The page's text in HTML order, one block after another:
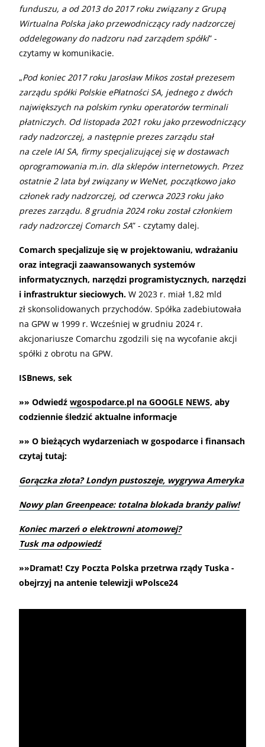
funduszu, a od 2013 do 2017 roku związany z Grupą
Wirtualna Polska jako przewodniczący rady nadzorczej
oddelegowany do nadzoru nad zarządem spółki” -
czytamy w komunikacie.
„Pod koniec 2017 roku Jarosław Mikos został prezesem
zarządu spółki Polskie ePłatności SA, jednego z dwóch
największych na polskim rynku operatorów terminali
płatniczych. Od listopada 2021 roku jako przewodniczący
rady nadzorczej, a następnie prezes zarządu stał
na czele IAI SA, firmy specjalizującej się w dostawach
oprogramowania m.in. dla sklepów internetowych. Przez
ostatnie 2 lata był związany w WeNet, początkowo jako
członek rady nadzorczej, od czerwca 2023 roku jako
prezes zarządu. 8 grudnia 2024 roku został członkiem
rady nadzorczej Comarch SA” - czytamy dalej.
Comarch specjalizuje się w projektowaniu, wdrażaniu
oraz integracji zaawansowanych systemów
informatycznych, narzędzi programistycznych, narzędzi
i infrastruktur sieciowych. W 2023 r. miał 1,82 mld
zł skonsolidowanych przychodów. Spółka zadebiutowała
na GPW w 1999 r. Wcześniej w grudniu 2024 r.
akcjonariusze Comarchu zgodzili się na wycofanie akcji
spółki z obrotu na GPW.
ISBnews, sek
»» Odwiedź wgospodarce.pl na GOOGLE NEWS, aby
codziennie śledzić aktualne informacje
»» O bieżących wydarzeniach w gospodarce i finansach
czytaj tutaj:
Gorączka złota? Londyn pustoszeje, wygrywa Ameryka
Nowy plan Greenpeace: totalna blokada branży paliw!
Koniec marzeń o elektrowni atomowej?
Tusk ma odpowiedź
»»Dramat! Czy Poczta Polska przetrwa rządy Tuska -
obejrzyj na antenie telewizji wPolsce24